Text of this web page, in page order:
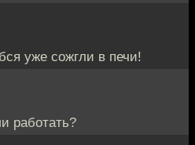
уже сожгли в печи!
работать?